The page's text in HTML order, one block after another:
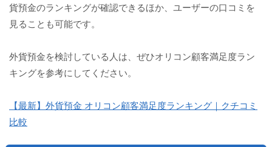
貨預金のランキングが確認できるほか、ユーザーの口コミを
見ることも可能です。
外貨預金を検討している人は、ぜひオリコン顧客満足度ラン
キングを参考にしてください。
【最新】外貨預金 オリコン顧客満足度ランキング｜クチコミ
比較